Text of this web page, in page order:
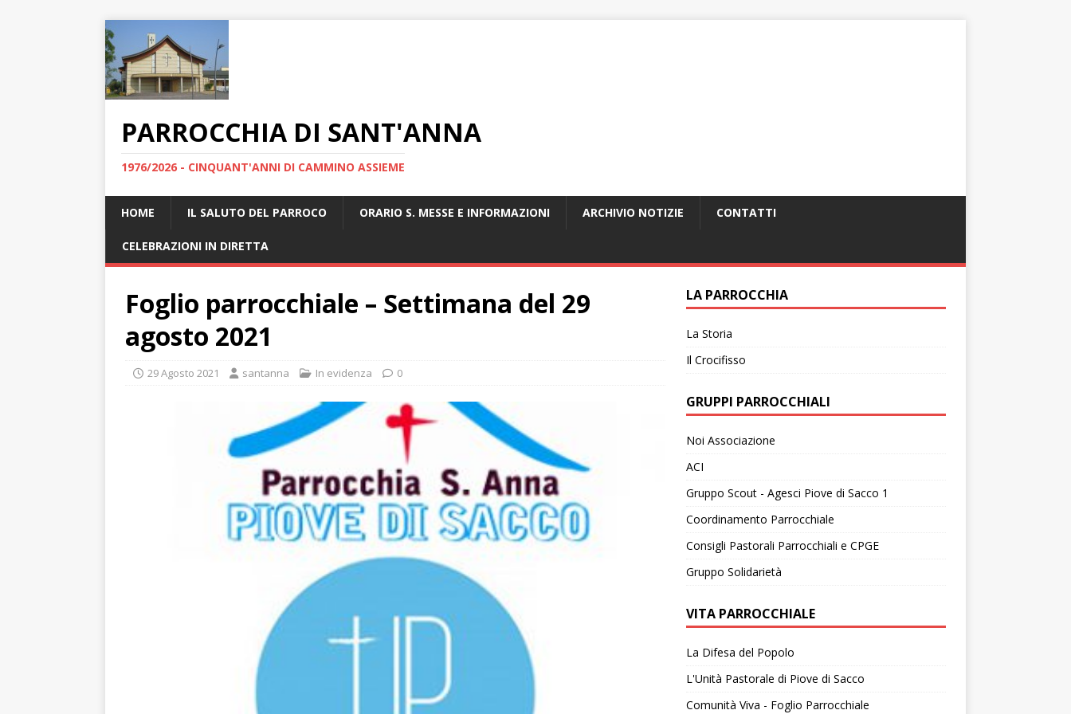
PARROCCHIA DI SANT'ANNA
1976/2026 - CINQUANT'ANNI DI CAMMINO ASSIEME
HOME IL SALUTO DEL PARROCO ORARIO S. MESSE E INFORMAZIONI ARCHIVIO NOTIZIE CONTATTI
CELEBRAZIONI IN DIRETTA
Foglio parrocchiale – Settimana del 29
agosto 2021
29 Agosto 2021 santanna In evidenza 0
LA PARROCCHIA
La Storia
Il Crocifisso
GRUPPI PARROCCHIALI
Noi Associazione
ACI
Gruppo Scout - Agesci Piove di Sacco 1
Coordinamento Parrocchiale
Consigli Pastorali Parrocchiali e CPGE
Gruppo Solidarietà
VITA PARROCCHIALE
La Difesa del Popolo
L'Unità Pastorale di Piove di Sacco
Comunità Viva - Foglio Parrocchiale